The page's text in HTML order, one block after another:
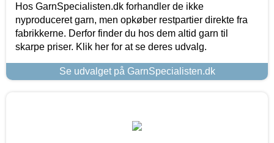
Hos GarnSpecialisten.dk forhandler de ikke
nyproduceret garn, men opkøber restpartier direkte fra
fabrikkerne. Derfor finder du hos dem altid garn til
skarpe priser. Klik her for at se deres udvalg.
Se udvalget på GarnSpecialisten.dk